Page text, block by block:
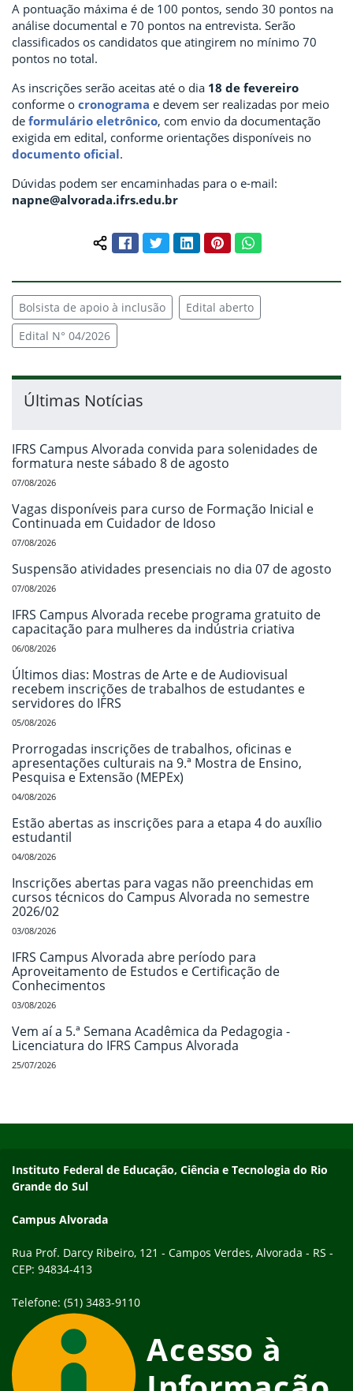
A pontuação máxima é de 100 pontos, sendo 30 pontos na
análise documental e 70 pontos na entrevista. Serão
classificados os candidatos que atingirem no mínimo 70
pontos no total.
As inscrições serão aceitas até o dia 18 de fevereiro
conforme o cronograma e devem ser realizadas por meio
de formulário eletrônico, com envio da documentação
exigida em edital, conforme orientações disponíveis no
documento oficial.
Dúvidas podem ser encaminhadas para o e-mail:
napne@alvorada.ifrs.edu.br
Compartilhar conteúdo:
FacebookTwitterLinkedInPinterestWhatsApp
Bolsista de apoio à inclusão
Edital aberto
Edital N° 04/2026
Últimas Notícias
IFRS Campus Alvorada convida para solenidades de
formatura neste sábado 8 de agosto
07/08/2026
Vagas disponíveis para curso de Formação Inicial e
Continuada em Cuidador de Idoso
07/08/2026
Suspensão atividades presenciais no dia 07 de agosto
07/08/2026
IFRS Campus Alvorada recebe programa gratuito de
capacitação para mulheres da indústria criativa
06/08/2026
Últimos dias: Mostras de Arte e de Audiovisual
recebem inscrições de trabalhos de estudantes e
servidores do IFRS
05/08/2026
Prorrogadas inscrições de trabalhos, oficinas e
apresentações culturais na 9.ª Mostra de Ensino,
Pesquisa e Extensão (MEPEx)
04/08/2026
Estão abertas as inscrições para a etapa 4 do auxílio
estudantil
04/08/2026
Inscrições abertas para vagas não preenchidas em
cursos técnicos do Campus Alvorada no semestre
2026/02
03/08/2026
IFRS Campus Alvorada abre período para
Aproveitamento de Estudos e Certificação de
Conhecimentos
03/08/2026
Vem aí a 5.ª Semana Acadêmica da Pedagogia -
Licenciatura do IFRS Campus Alvorada
25/07/2026
Endereço
Instituto Federal de Educação, Ciência e Tecnologia do Rio
Grande do Sul
Campus Alvorada
Rua Prof. Darcy Ribeiro, 121 - Campos Verdes, Alvorada - RS -
CEP: 94834-413
Telefone: (51) 3483-9110